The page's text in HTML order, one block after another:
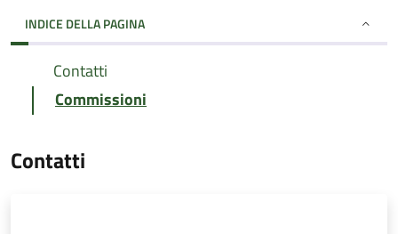
INDICE DELLA PAGINA
Contatti
Commissioni
Contatti